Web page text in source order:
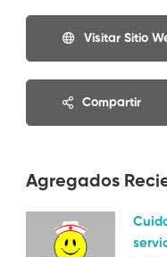
Visitar Sitio
Compartir
Agregados